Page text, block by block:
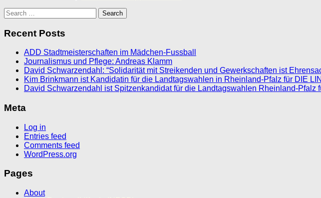
Search
for:
Recent Posts
ADD Stadtmeisterschaften im Mädchen-Fussball
Journalismus und Pflege: Andreas Klamm
David Schwarzendahl: “Solidarität mit Streikenden und Gewerkschaften ist
Kim Brinkmann ist Kandidatin für die Landtagswahlen in Rheinland-Pfalz für DIE
David Schwarzendahl ist Spitzenkandidat für die Landtagswahlen Rheinland-Pfalz
Meta
Log in
Entries feed
Comments feed
WordPress.org
Pages
About